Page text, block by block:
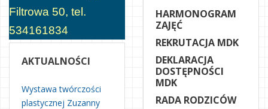
Filtrowa 50, tel.
534161834
AKTUALNOŚCI
Wystawa twórczości
plastycznej Zuzanny
HARMONOGRAM
ZAJĘĆ
REKRUTACJA MDK
DEKLARACJA
DOSTĘPNOŚCI
MDK
RADA RODZICÓW